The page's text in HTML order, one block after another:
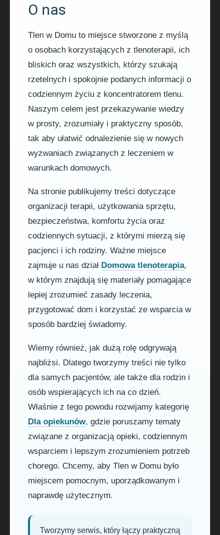
O nas
Tlen w Domu to miejsce stworzone z myślą
o osobach korzystających z tlenoterapii, ich
bliskich oraz wszystkich, którzy szukają
rzetelnych i spokojnie podanych informacji o
codziennym życiu z koncentratorem tlenu.
Naszym celem jest przekazywanie wiedzy
w prosty, zrozumiały i praktyczny sposób,
tak aby ułatwić odnalezienie się w nowych
wyzwaniach związanych z leczeniem w
warunkach domowych.
Na stronie publikujemy treści dotyczące
organizacji terapii, użytkowania sprzętu,
bezpieczeństwa, komfortu życia oraz
codziennych sytuacji, z którymi mierzą się
pacjenci i ich rodziny. Ważne miejsce
zajmuje u nas dział Domowa tlenoterapia,
w którym znajdują się materiały pomagające
lepiej zrozumieć zasady leczenia,
przygotować dom i korzystać ze wsparcia w
sposób bardziej świadomy.
Wiemy również, jak dużą rolę odgrywają
najbliżsi. Dlatego tworzymy treści nie tylko
dla samych pacjentów, ale także dla rodzin i
osób wspierających ich na co dzień.
Właśnie z tego powodu rozwijamy kategorię
Dla opiekunów, gdzie poruszamy tematy
związane z organizacją opieki, codziennym
wsparciem i lepszym zrozumieniem potrzeb
chorego. Chcemy, aby Tlen w Domu było
miejscem pomocnym, uporządkowanym i
naprawdę użytecznym.
Tworzymy serwis, który łączy praktyczną